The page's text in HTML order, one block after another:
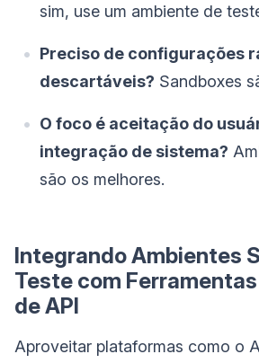
sim, use um ambiente de
Preciso de configurações
descartáveis? Sandboxes
O foco é aceitação do
integração de sistema?
são os melhores.
Integrando Ambientes
Teste com
de API
Aproveitar plataformas como o